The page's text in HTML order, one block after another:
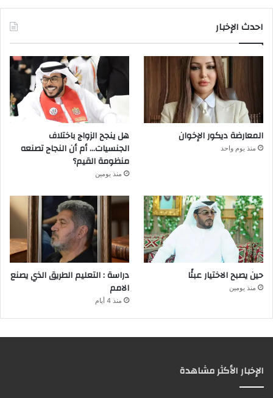
احدث الإخبار
المعارضة ديكور الإخوان
منذ يوم واحد
هل ينجح الزواج باختلاف
الجنسيات… أم أن النجاح تصنعه
منظومة القيم؟
منذ يومين
حين يصبح الاختيار عبئًا
منذ يومين
دراسة : التعليم الطريق الذي يصنع
الامم
منذ 4 أيام
الإخبار الأكثر مشاهدة